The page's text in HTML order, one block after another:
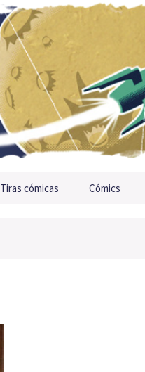
Tiras cómicas Cómics